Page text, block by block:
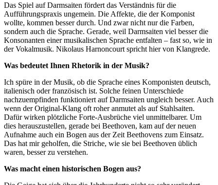
Das Spiel auf Darmsaiten fördert das Verständnis für die
Aufführungspraxis ungemein. Die Affekte, die der Komponist
wollte, kommen besser durch. Und zwar nicht nur die Farben,
sondern auch die Sprache. Gerade, weil Darmsaiten viel besser die
Konsonanten einer musikalischen Sprache entfalten – fast so, wie in
der Vokalmusik. Nikolaus Harnoncourt spricht hier von Klangrede.
Was bedeutet Ihnen Rhetorik in der Musik?
Ich spüre in der Musik, ob die Sprache eines Komponisten deutsch,
italienisch oder französisch ist. Solche feinen Unterschiede
nachzuempfinden funktioniert auf Darmsaiten ungleich besser. Auch
wenn der Original-Klang oft roher anmutet als auf Stahlsaiten.
Dafür wirken plötzliche Forte-Ausbrüche viel unmittelbarer. Um
dies herauszustellen, gerade bei Beethoven, kam auf der neuen
Aufnahme auch ein Bogen aus der Zeit Beethovens zum Einsatz.
Das hat mir geholfen, die Striche, wie sie bei Beethoven üblich
waren, besser zu verstehen.
Was macht einen historischen Bogen aus?